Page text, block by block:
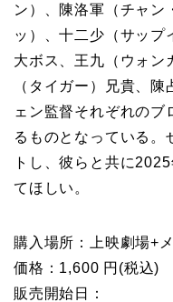
ン）、陳洛軍（チャン
ッ）、十二少（サップ
大ボス、王九（ウォン
（タイガー）兄貴、
ェン監督それぞれのブ
るものとなっている。
トし、彼らと共に
てほしい。
購入場所：上映劇場+
価格：1,600 円(税込)
販売開始日：